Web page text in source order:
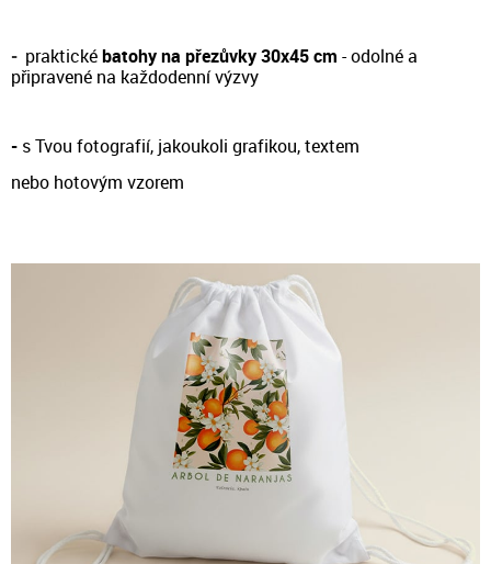
- praktickébatohy na přezůvky 30x45 cm - odolné a
připravené na každodenní výzvy
- s Tvou fotografií, jakoukoli grafikou, textem
nebo hotovým vzorem